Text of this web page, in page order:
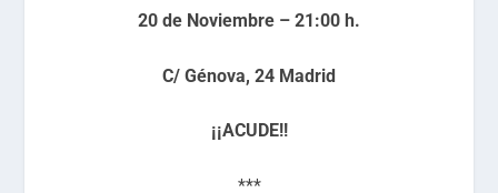
20 de Noviembre – 21:00 h.
C/ Génova, 24 Madrid
¡¡ACUDE!!
***